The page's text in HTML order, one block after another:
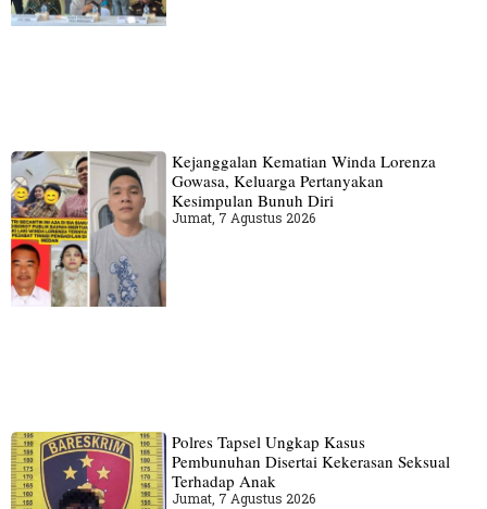
Kejanggalan Kematian Winda Lorenza
Gowasa, Keluarga Pertanyakan
Kesimpulan Bunuh Diri
Jumat, 7 Agustus 2026
Polres Tapsel Ungkap Kasus
Pembunuhan Disertai Kekerasan Seksual
Terhadap Anak
Jumat, 7 Agustus 2026